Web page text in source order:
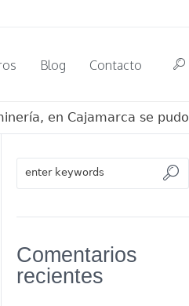
Blog Contacto
en Cajamarca se pudo
Comentarios
recientes